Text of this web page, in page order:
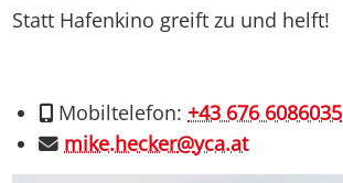
Statt Hafenkino greift zu und helft!
Mobiltelefon:+43 676 6086035
mike.hecker@yca.at